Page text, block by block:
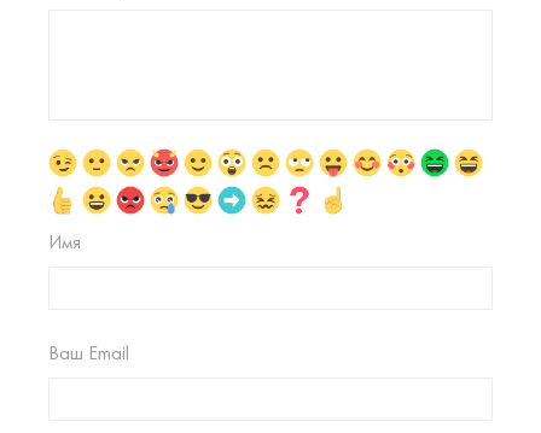
Имя
Ваш Email